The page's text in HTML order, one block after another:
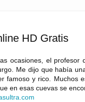
HD Gratis
ocasiones, el profesor
Me dijo que había
famoso y rico. Muchos
en esas cuevas se
com